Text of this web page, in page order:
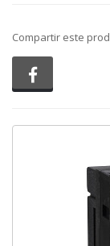
Compartir este